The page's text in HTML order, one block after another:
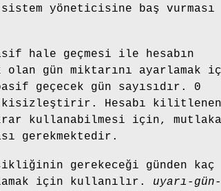
yöneticisine baş vurması
hale geçmesi ile hesabın
olan gün miktarını ayarlamak
geçecek gün sayısıdır. 0
Hesabı kilitlenen
kullanabilmesi için, mutlaka
gerekmektedir.
gerekeceği günden kaç
için kullanılır. uyarı-gün-